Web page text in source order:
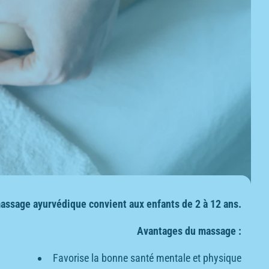
ayurvédique convient aux enfants de 2 à 12 ans.
Avantages du massage :
Favorise la bonne santé mentale et physique